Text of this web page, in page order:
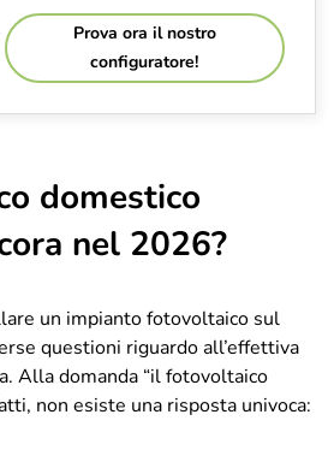
Prova ora il nostro
configuratore!
domestico
nel 2026?
un impianto fotovoltaico sul
questioni riguardo all’effettiva
Alla domanda “il fotovoltaico
non esiste una risposta univoca: